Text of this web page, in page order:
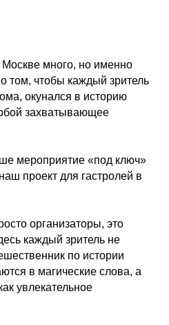
много, но именно
чтобы каждый зритель
окунался в историю
захватывающее
мероприятие «под ключ»
проект для гастролей в
организаторы, это
каждый зритель не
по истории
в магические слова, а
увлекательное